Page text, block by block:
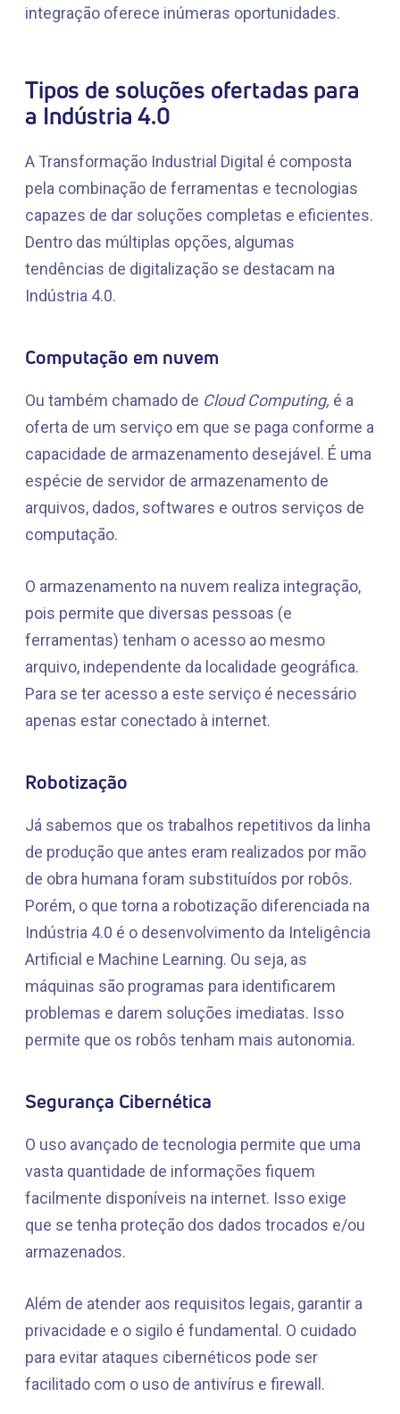
integração oferece inúmeras oportunidades.
Tipos de soluções ofertadas para
a Indústria 4.0
A Transformação Industrial Digital é composta
pela combinação de ferramentas e tecnologias
capazes de dar soluções completas e eficientes.
Dentro das múltiplas opções, algumas
tendências de digitalização se destacam na
Indústria 4.0.
Computação em nuvem
Ou também chamado de Cloud Computing, é a
oferta de um serviço em que se paga conforme a
capacidade de armazenamento desejável. É uma
espécie de servidor de armazenamento de
arquivos, dados, softwares e outros serviços de
computação.
O armazenamento na nuvem realiza integração,
pois permite que diversas pessoas (e
ferramentas) tenham o acesso ao mesmo
arquivo, independente da localidade geográfica.
Para se ter acesso a este serviço é necessário
apenas estar conectado à internet.
Robotização
Já sabemos que os trabalhos repetitivos da linha
de produção que antes eram realizados por mão
de obra humana foram substituídos por robôs.
Porém, o que torna a robotização diferenciada na
Indústria 4.0 é o desenvolvimento da Inteligência
Artificial e Machine Learning. Ou seja, as
máquinas são programas para identificarem
problemas e darem soluções imediatas. Isso
permite que os robôs tenham mais autonomia.
Segurança Cibernética
O uso avançado de tecnologia permite que uma
vasta quantidade de informações fiquem
facilmente disponíveis na internet. Isso exige
que se tenha proteção dos dados trocados e/ou
armazenados.
Além de atender aos requisitos legais, garantir a
privacidade e o sigilo é fundamental. O cuidado
para evitar ataques cibernéticos pode ser
facilitado com o uso de antivírus e firewall.